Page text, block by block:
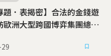
題．表揭密】合法的金錢遊
歐洲大型跨國博弈集團總經